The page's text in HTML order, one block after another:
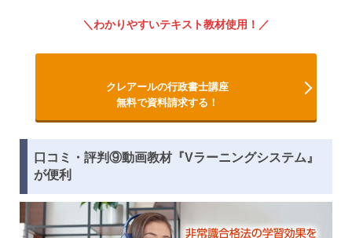
わかりやすいテキスト教材使用！
クレアールの行政書士講座
無料で資料請求する！
口コミ・評判⑨動画教材『Vラーニングシステム』
が便利